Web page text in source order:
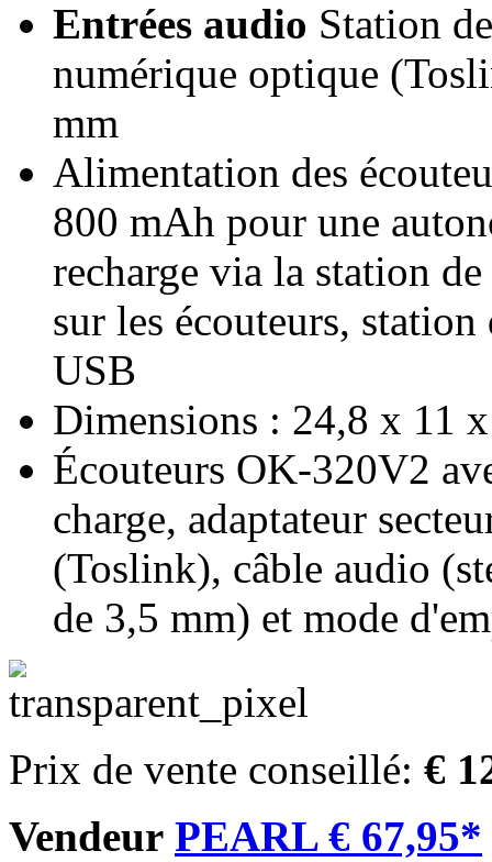
Entrées audio Station
numérique optique
mm
Alimentation des
800 mAh pour une
recharge via la station
sur les écouteurs,
USB
Dimensions : 24,8 x 11
Écouteurs OK-320V2
charge, adaptateur
(Toslink), câble audio
de 3,5 mm) et mode
Prix de vente conseillé: €
Vendeur PEARL € 67,95*